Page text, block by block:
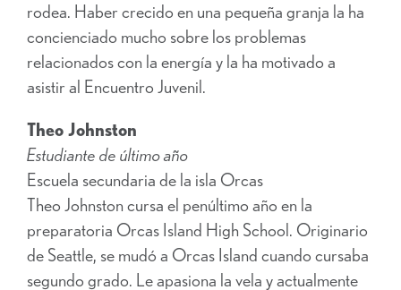
rodea. Haber crecido en una pequeña granja la ha
concienciado mucho sobre los problemas
relacionados con la energía y la ha motivado a
asistir al Encuentro Juvenil.
Theo Johnston
Estudiante de último año
Escuela secundaria de la isla Orcas
Theo Johnston cursa el penúltimo año en la
preparatoria Orcas Island High School. Originario
de Seattle, se mudó a Orcas Island cuando cursaba
segundo grado. Le apasiona la vela y actualmente